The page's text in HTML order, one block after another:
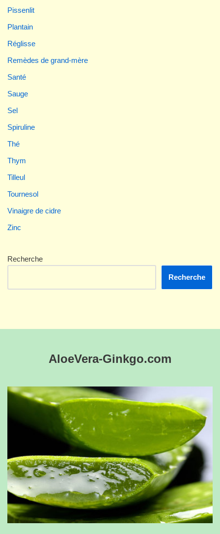
Pissenlit
Plantain
Réglisse
Remèdes de grand-mère
Santé
Sauge
Sel
Spiruline
Thé
Thym
Tilleul
Tournesol
Vinaigre de cidre
Zinc
Recherche
Recherche
AloeVera-Ginkgo.com